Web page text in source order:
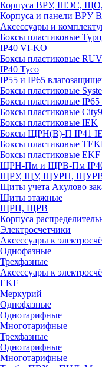
Корпуса ВРУ, ШЭС,
Корпуса и панели ВРУ
Аксессуары и
Боксы пластиковые
IP40 VI-KO
Боксы пластиковые
IP40 Тусо
IP55 и IP65
Боксы пластиковые
Боксы пластиковые IP65
Боксы пластиковые
Боксы пластиковые IEK
Боксы ЩРН(В)-П IP41
Боксы пластиковые
Боксы пластиковые EKF
ЩРН-Пм и ЩРВ-Пм
ЩРУ, ЩУ, ЩУРН,
Щиты учета Акулово
Щиты этажные
ЩРН, ЩРВ
Корпуса
Электросчетчики
Аксессуары к
Однофазные
Трехфазные
Аксессуары к
EKF
Меркурий
Однофазные
Однотарифные
Многотарифные
Трехфазные
Однотарифные
Многотарифные